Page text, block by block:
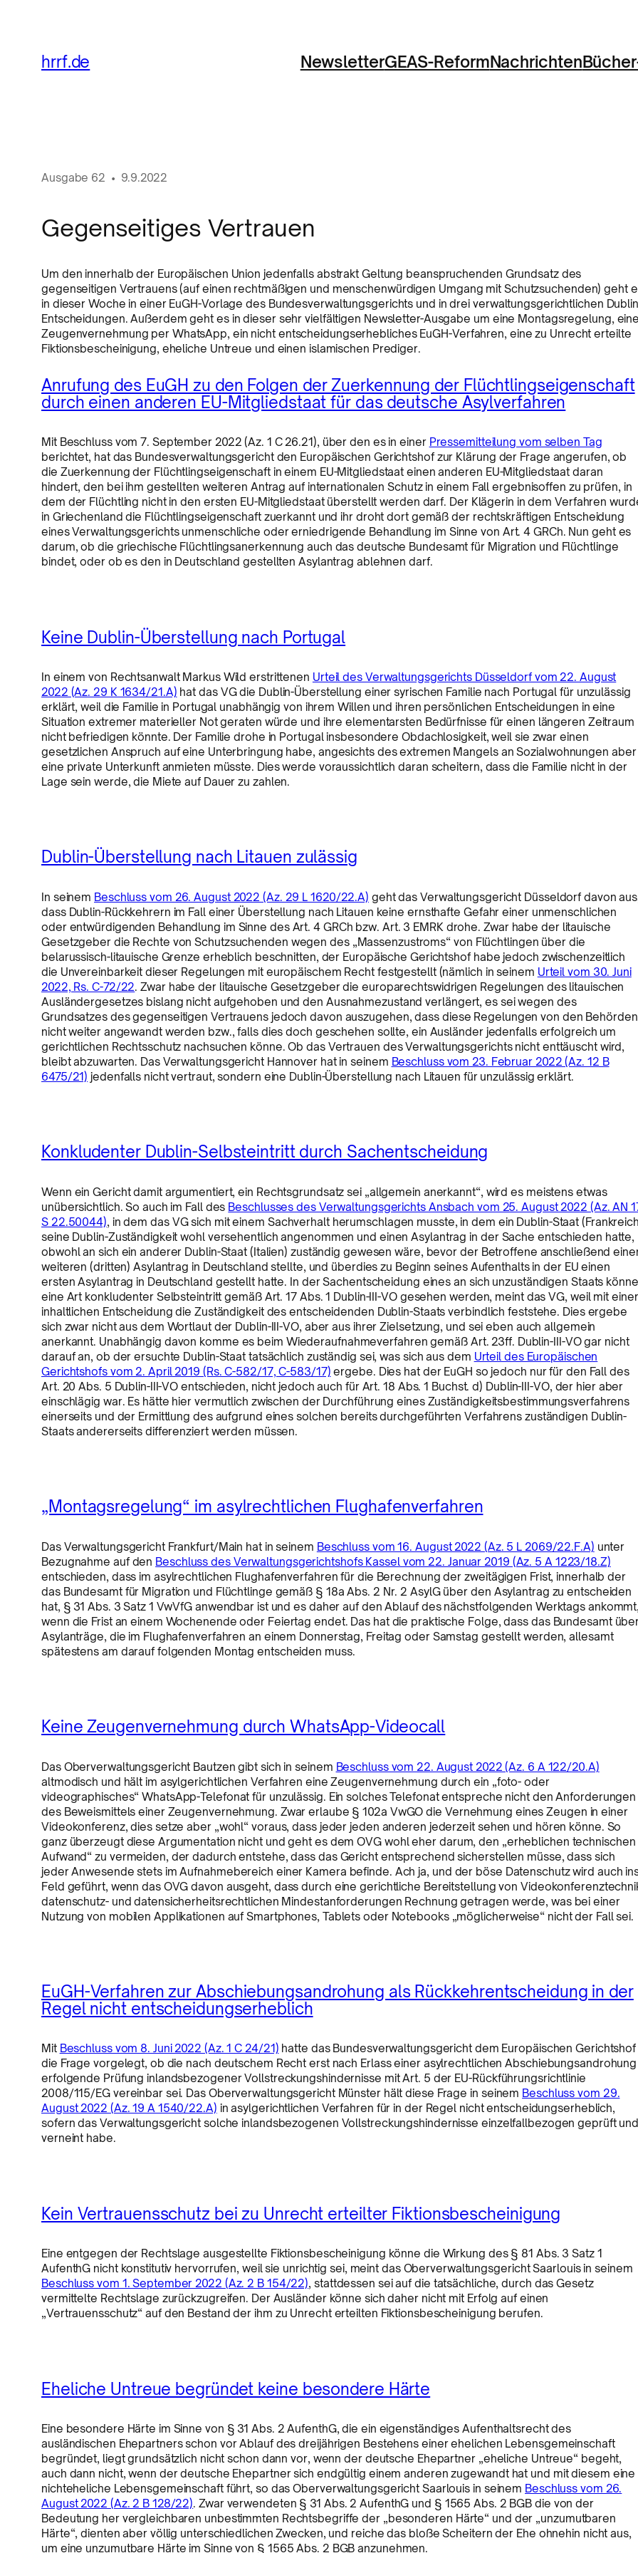
hrrf.de NewsletterGEAS-ReformNachrichten
Ausgabe 62 • 9.9.2022
Gegenseitiges Vertrauen
Um den innerhalb der Europäischen Union jedenfalls abstrakt Geltung beanspruchenden Grundsatz des
gegenseitigen Vertrauens (auf einen rechtmäßigen und menschenwürdigen Umgang mit Schutzsuchenden) geht
in dieser Woche in einer EuGH-Vorlage des Bundesverwaltungsgerichts und in drei verwaltungsgerichtlichen
Entscheidungen. Außerdem geht es in dieser sehr vielfältigen Newsletter-Ausgabe um eine Montagsregelung, eine
Zeugenvernehmung per WhatsApp, ein nicht entscheidungserhebliches EuGH-Verfahren, eine zu Unrecht erteilte
Fiktionsbescheinigung, eheliche Untreue und einen islamischen Prediger.
Anrufung des EuGH zu den Folgen der Zuerkennung der Flüchtlingseigenschaft
durch einen anderen EU-Mitgliedstaat für das deutsche Asylverfahren
Mit Beschluss vom 7. September 2022 (Az. 1 C 26.21), über den es in einer Pressemitteilung vom selben Tag
berichtet, hat das Bundesverwaltungsgericht den Europäischen Gerichtshof zur Klärung der Frage angerufen, ob
die Zuerkennung der Flüchtlingseigenschaft in einem EU-Mitgliedstaat einen anderen EU-Mitgliedstaat daran
hindert, den bei ihm gestellten weiteren Antrag auf internationalen Schutz in einem Fall ergebnisoffen zu prüfen, in
dem der Flüchtling nicht in den ersten EU-Mitgliedstaat überstellt werden darf. Der Klägerin in dem Verfahren
in Griechenland die Flüchtlingseigenschaft zuerkannt und ihr droht dort gemäß der rechtskräftigen Entscheidung
eines Verwaltungsgerichts unmenschliche oder erniedrigende Behandlung im Sinne von Art. 4 GRCh. Nun geht es
darum, ob die griechische Flüchtlingsanerkennung auch das deutsche Bundesamt für Migration und Flüchtlinge
bindet, oder ob es den in Deutschland gestellten Asylantrag ablehnen darf.
Keine Dublin-Überstellung nach Portugal
In einem von Rechtsanwalt Markus Wild erstrittenen Urteil des Verwaltungsgerichts Düsseldorf vom 22. August
2022 (Az. 29 K 1634/21.A) hat das VG die Dublin-Überstellung einer syrischen Familie nach Portugal für unzulässig
erklärt, weil die Familie in Portugal unabhängig von ihrem Willen und ihren persönlichen Entscheidungen in eine
Situation extremer materieller Not geraten würde und ihre elementarsten Bedürfnisse für einen längeren Zeitraum
nicht befriedigen könnte. Der Familie drohe in Portugal insbesondere Obdachlosigkeit, weil sie zwar einen
gesetzlichen Anspruch auf eine Unterbringung habe, angesichts des extremen Mangels an Sozialwohnungen aber
eine private Unterkunft anmieten müsste. Dies werde voraussichtlich daran scheitern, dass die Familie nicht in der
Lage sein werde, die Miete auf Dauer zu zahlen.
Dublin-Überstellung nach Litauen zulässig
In seinem Beschluss vom 26. August 2022 (Az. 29 L 1620/22.A) geht das Verwaltungsgericht Düsseldorf davon
dass Dublin-Rückkehrern im Fall einer Überstellung nach Litauen keine ernsthafte Gefahr einer unmenschlichen
oder entwürdigenden Behandlung im Sinne des Art. 4 GRCh bzw. Art. 3 EMRK drohe. Zwar habe der litauische
Gesetzgeber die Rechte von Schutzsuchenden wegen des „Massenzustroms“ von Flüchtlingen über die
belarussisch-litauische Grenze erheblich beschnitten, der Europäische Gerichtshof habe jedoch zwischenzeitlich
die Unvereinbarkeit dieser Regelungen mit europäischem Recht festgestellt (nämlich in seinem Urteil vom 30. Juni
2022, Rs. C-72/22. Zwar habe der litauische Gesetzgeber die europarechtswidrigen Regelungen des litauischen
Ausländergesetzes bislang nicht aufgehoben und den Ausnahmezustand verlängert, es sei wegen des
Grundsatzes des gegenseitigen Vertrauens jedoch davon auszugehen, dass diese Regelungen von den Behörden
nicht weiter angewandt werden bzw., falls dies doch geschehen sollte, ein Ausländer jedenfalls erfolgreich um
gerichtlichen Rechtsschutz nachsuchen könne. Ob das Vertrauen des Verwaltungsgerichts nicht enttäuscht wird,
bleibt abzuwarten. Das Verwaltungsgericht Hannover hat in seinem Beschluss vom 23. Februar 2022 (Az. 12 B
6475/21) jedenfalls nicht vertraut, sondern eine Dublin-Überstellung nach Litauen für unzulässig erklärt.
Konkludenter Dublin-Selbsteintritt durch Sachentscheidung
Wenn ein Gericht damit argumentiert, ein Rechtsgrundsatz sei „allgemein anerkannt“, wird es meistens etwas
unübersichtlich. So auch im Fall des Beschlusses des Verwaltungsgerichts Ansbach vom 25. August 2022 (Az. AN
S 22.50044), in dem das VG sich mit einem Sachverhalt herumschlagen musste, in dem ein Dublin-Staat
seine Dublin-Zuständigkeit wohl versehentlich angenommen und einen Asylantrag in der Sache entschieden hatte,
obwohl an sich ein anderer Dublin-Staat (Italien) zuständig gewesen wäre, bevor der Betroffene anschließend
weiteren (dritten) Asylantrag in Deutschland stellte, und überdies zu Beginn seines Aufenthalts in der EU einen
ersten Asylantrag in Deutschland gestellt hatte. In der Sachentscheidung eines an sich unzuständigen Staats könne
eine Art konkludenter Selbsteintritt gemäß Art. 17 Abs. 1 Dublin-III-VO gesehen werden, meint das VG, weil mit einer
inhaltlichen Entscheidung die Zuständigkeit des entscheidenden Dublin-Staats verbindlich feststehe. Dies ergebe
sich zwar nicht aus dem Wortlaut der Dublin-III-VO, aber aus ihrer Zielsetzung, und sei eben auch allgemein
anerkannt. Unabhängig davon komme es beim Wiederaufnahmeverfahren gemäß Art. 23ff. Dublin-III-VO gar nicht
darauf an, ob der ersuchte Dublin-Staat tatsächlich zuständig sei, was sich aus dem Urteil des Europäischen
Gerichtshofs vom 2. April 2019 (Rs. C-582/17, C-583/17) ergebe. Dies hat der EuGH so jedoch nur für den Fall des
Art. 20 Abs. 5 Dublin-III-VO entschieden, nicht jedoch auch für Art. 18 Abs. 1 Buchst. d) Dublin-III-VO, der hier aber
einschlägig war. Es hätte hier vermutlich zwischen der Durchführung eines Zuständigkeitsbestimmungsverfahrens
einerseits und der Ermittlung des aufgrund eines solchen bereits durchgeführten Verfahrens zuständigen Dublin-
Staats andererseits differenziert werden müssen.
„Montagsregelung“ im asylrechtlichen Flughafenverfahren
Das Verwaltungsgericht Frankfurt/Main hat in seinem Beschluss vom 16. August 2022 (Az. 5 L 2069/22.F.A) unter
Bezugnahme auf den Beschluss des Verwaltungsgerichtshofs Kassel vom 22. Januar 2019 (Az. 5 A 1223/18.Z)
entschieden, dass im asylrechtlichen Flughafenverfahren für die Berechnung der zweitägigen Frist, innerhalb der
das Bundesamt für Migration und Flüchtlinge gemäß § 18a Abs. 2 Nr. 2 AsylG über den Asylantrag zu entscheiden
hat, § 31 Abs. 3 Satz 1 VwVfG anwendbar ist und es daher auf den Ablauf des nächstfolgenden Werktags ankommt,
wenn die Frist an einem Wochenende oder Feiertag endet. Das hat die praktische Folge, dass das Bundesamt
Asylanträge, die im Flughafenverfahren an einem Donnerstag, Freitag oder Samstag gestellt werden, allesamt
spätestens am darauf folgenden Montag entscheiden muss.
Keine Zeugenvernehmung durch WhatsApp-Videocall
Das Oberverwaltungsgericht Bautzen gibt sich in seinem Beschluss vom 22. August 2022 (Az. 6 A 122/20.A)
altmodisch und hält im asylgerichtlichen Verfahren eine Zeugenvernehmung durch ein „foto- oder
videographisches“ WhatsApp-Telefonat für unzulässig. Ein solches Telefonat entspreche nicht den Anforderungen
des Beweismittels einer Zeugenvernehmung. Zwar erlaube § 102a VwGO die Vernehmung eines Zeugen in einer
Videokonferenz, dies setze aber „wohl“ voraus, dass jeder jeden anderen jederzeit sehen und hören könne. So
ganz überzeugt diese Argumentation nicht und geht es dem OVG wohl eher darum, den „erheblichen technischen
Aufwand“ zu vermeiden, der dadurch entstehe, dass das Gericht entsprechend sicherstellen müsse, dass sich
jeder Anwesende stets im Aufnahmebereich einer Kamera befinde. Ach ja, und der böse Datenschutz wird auch
Feld geführt, wenn das OVG davon ausgeht, dass durch eine gerichtliche Bereitstellung von
datenschutz- und datensicherheitsrechtlichen Mindestanforderungen Rechnung getragen werde, was bei einer
Nutzung von mobilen Applikationen auf Smartphones, Tablets oder Notebooks „möglicherweise“ nicht der Fall sei.
EuGH-Verfahren zur Abschiebungsandrohung als Rückkehrentscheidung in der
Regel nicht entscheidungserheblich
Mit Beschluss vom 8. Juni 2022 (Az. 1 C 24/21) hatte das Bundesverwaltungsgericht dem Europäischen Gerichtshof
die Frage vorgelegt, ob die nach deutschem Recht erst nach Erlass einer asylrechtlichen Abschiebungsandrohung
erfolgende Prüfung inlandsbezogener Vollstreckungshindernisse mit Art. 5 der EU-Rückführungsrichtlinie
2008/115/EG vereinbar sei. Das Oberverwaltungsgericht Münster hält diese Frage in seinem Beschluss vom 29.
August 2022 (Az. 19 A 1540/22.A) in asylgerichtlichen Verfahren für in der Regel nicht entscheidungserheblich,
sofern das Verwaltungsgericht solche inlandsbezogenen Vollstreckungshindernisse einzelfallbezogen geprüft und
verneint habe.
Kein Vertrauensschutz bei zu Unrecht erteilter Fiktionsbescheinigung
Eine entgegen der Rechtslage ausgestellte Fiktionsbescheinigung könne die Wirkung des § 81 Abs. 3 Satz 1
AufenthG nicht konstitutiv hervorrufen, weil sie unrichtig sei, meint das Oberverwaltungsgericht Saarlouis in seinem
Beschluss vom 1. September 2022 (Az. 2 B 154/22), stattdessen sei auf die tatsächliche, durch das Gesetz
vermittelte Rechtslage zurückzugreifen. Der Ausländer könne sich daher nicht mit Erfolg auf einen
„Vertrauensschutz“ auf den Bestand der ihm zu Unrecht erteilten Fiktionsbescheinigung berufen.
Eheliche Untreue begründet keine besondere Härte
Eine besondere Härte im Sinne von § 31 Abs. 2 AufenthG, die ein eigenständiges Aufenthaltsrecht des
ausländischen Ehepartners schon vor Ablauf des dreijährigen Bestehens einer ehelichen Lebensgemeinschaft
begründet, liegt grundsätzlich nicht schon dann vor, wenn der deutsche Ehepartner „eheliche Untreue“ begeht,
auch dann nicht, wenn der deutsche Ehepartner sich endgültig einem anderen zugewandt hat und mit diesem eine
nichteheliche Lebensgemeinschaft führt, so das Oberverwaltungsgericht Saarlouis in seinem Beschluss vom 26.
August 2022 (Az. 2 B 128/22). Zwar verwendeten § 31 Abs. 2 AufenthG und § 1565 Abs. 2 BGB die von der
Bedeutung her vergleichbaren unbestimmten Rechtsbegriffe der „besonderen Härte“ und der „unzumutbaren
Härte“, dienten aber völlig unterschiedlichen Zwecken, und reiche das bloße Scheitern der Ehe ohnehin nicht aus,
um eine unzumutbare Härte im Sinne von § 1565 Abs. 2 BGB anzunehmen.